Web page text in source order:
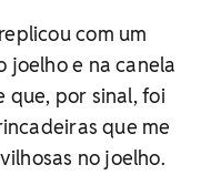
com um
joelho e na canela
que, por sinal, foi
que me
no joelho.